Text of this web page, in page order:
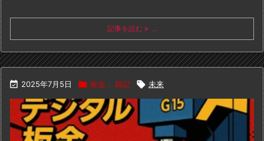
記事を読む ...
 2025年7月5日  板金 , 雑記  未来